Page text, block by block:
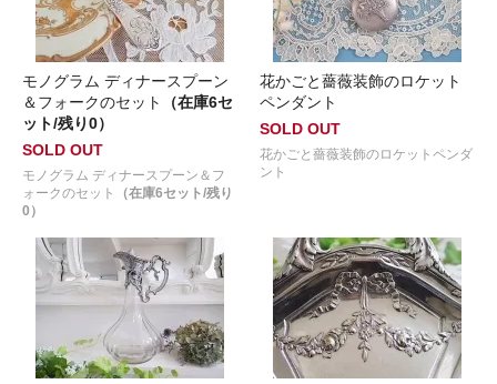
モノグラム ディナースプーン
＆フォークのセット
（在庫6セ
ット/残り0）
SOLD OUT
モノグラム ディナースプーン＆フ
ォークのセット
（在庫6セット/残り
0）
花かごと薔薇装飾のロケット
ペンダント
SOLD OUT
花かごと薔薇装飾のロケットペンダ
ント